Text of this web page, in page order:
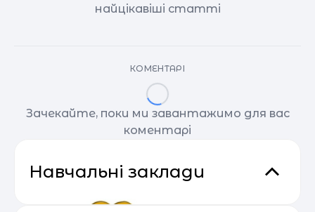
найцікавіші статті
КОМЕНТАРІ
Зачекайте, поки ми завантажимо для вас
коментарі
Навчальні заклади